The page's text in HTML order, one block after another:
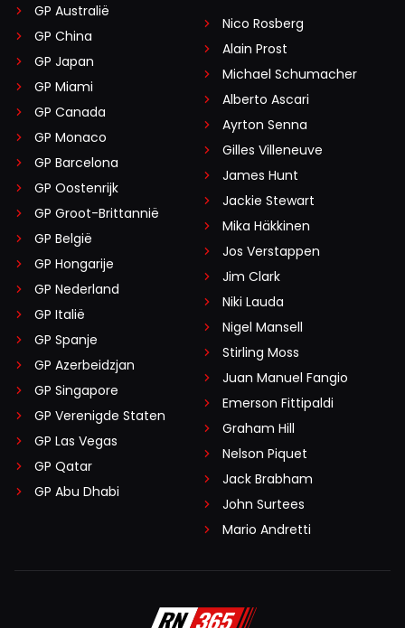
GP Australië
GP China
GP Japan
GP Miami
GP Canada
GP Monaco
GP Barcelona
GP Oostenrijk
GP Groot-Brittannië
GP België
GP Hongarije
GP Nederland
GP Italië
GP Spanje
GP Azerbeidzjan
GP Singapore
GP Verenigde Staten
GP Las Vegas
GP Qatar
GP Abu Dhabi
Nico Rosberg
Alain Prost
Michael Schumacher
Alberto Ascari
Ayrton Senna
Gilles Villeneuve
James Hunt
Jackie Stewart
Mika Häkkinen
Jos Verstappen
Jim Clark
Niki Lauda
Nigel Mansell
Stirling Moss
Juan Manuel Fangio
Emerson Fittipaldi
Graham Hill
Nelson Piquet
Jack Brabham
John Surtees
Mario Andretti